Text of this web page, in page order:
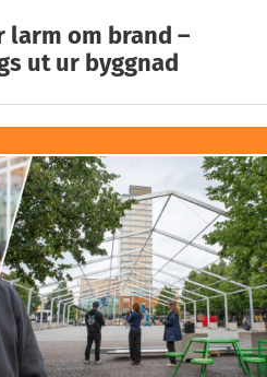
om brand –
ut ur byggnad